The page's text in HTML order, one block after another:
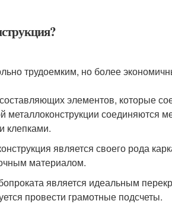
трудоемким, но более
элементов, которые
соединяются
клепками.
является своего рода
материалом.
является идеальным
провести грамотные подсчеты.